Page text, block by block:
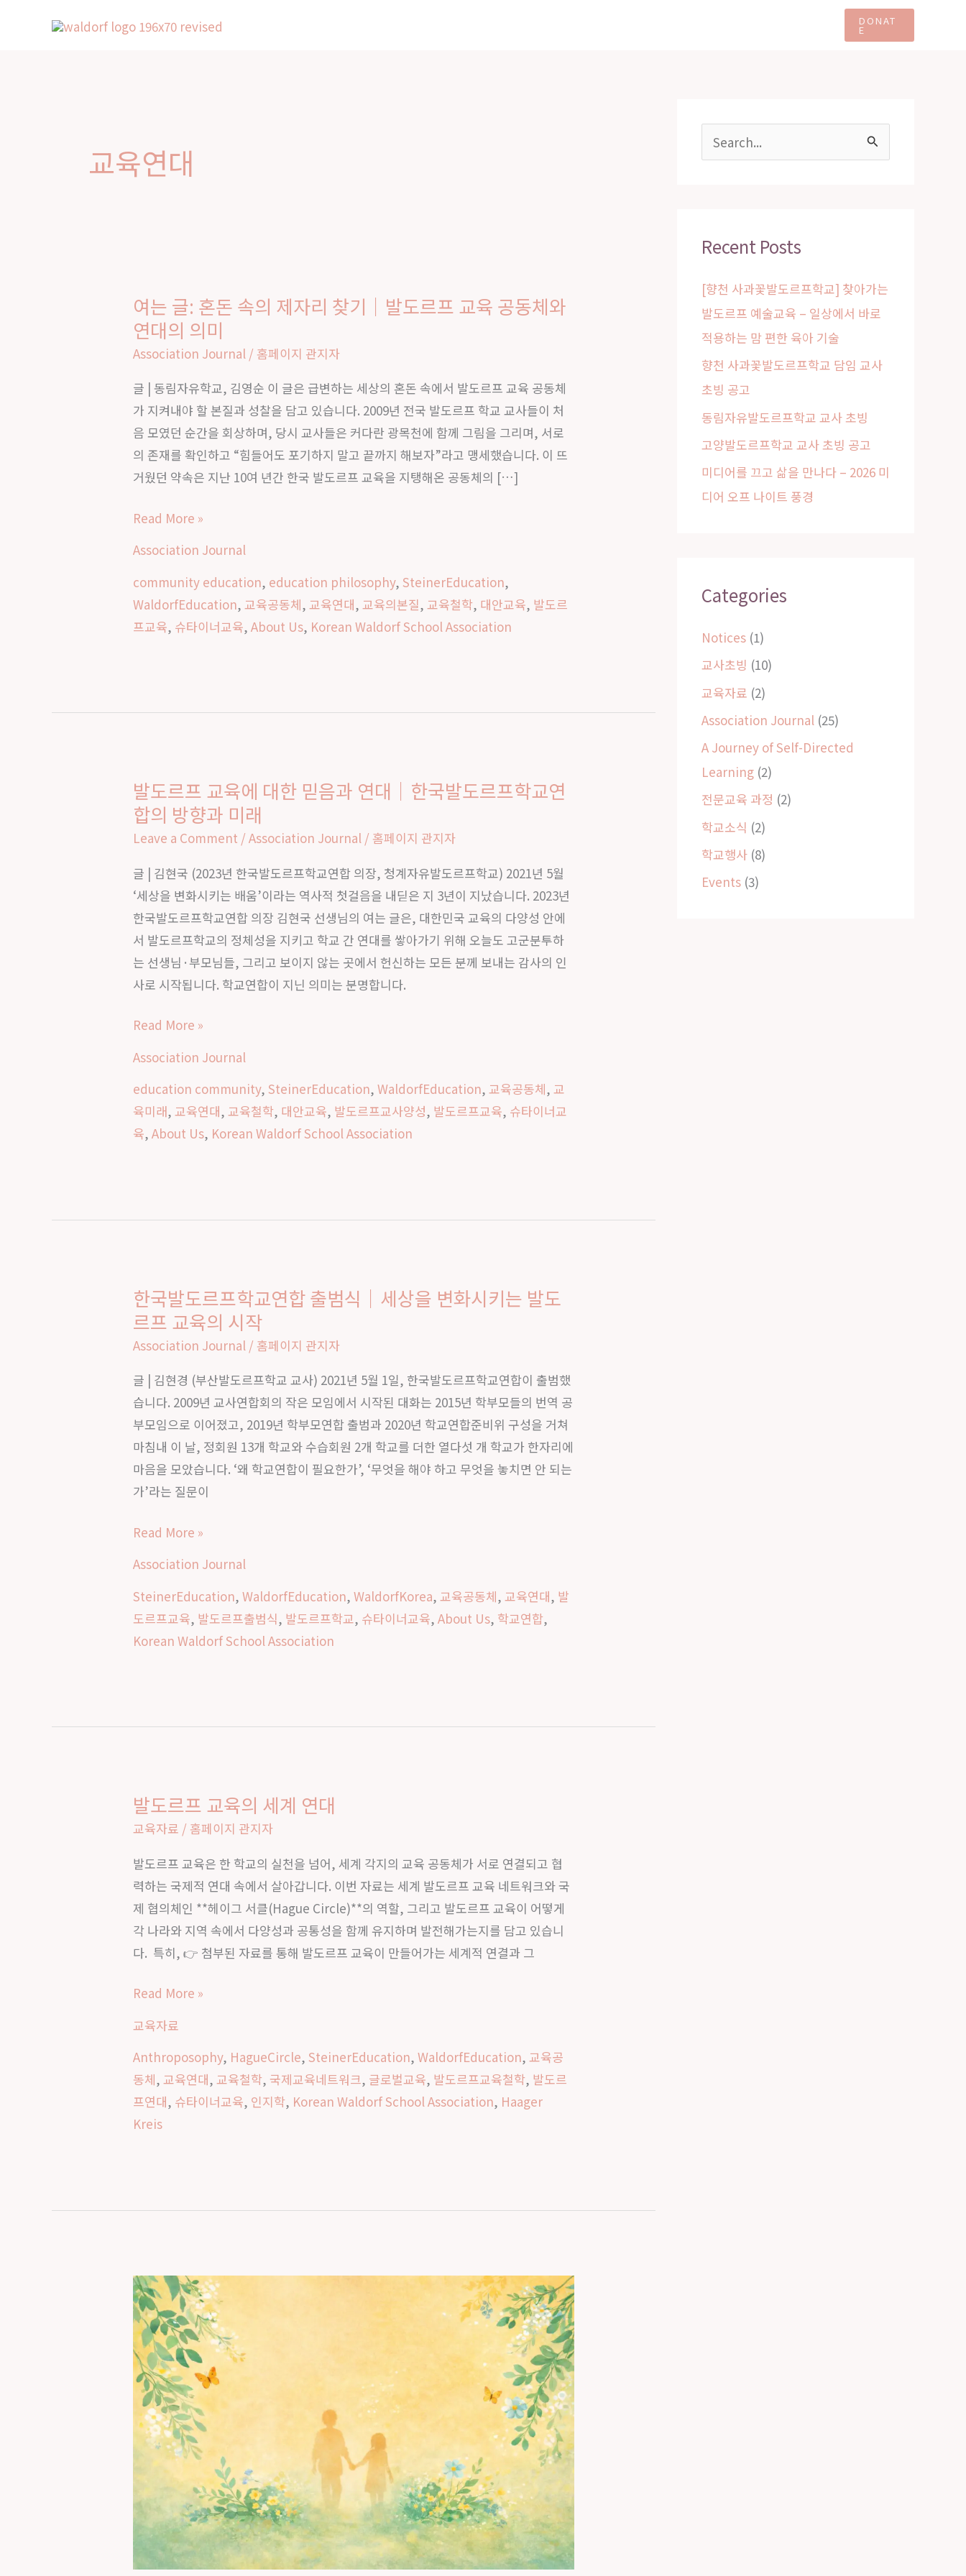
DONAT
E
교육연대
여는 글: 혼돈 속의 제자리 찾기｜발도르프 교육 공동체와
연대의 의미
Association Journal / 홈페이지 관지자
글 | 동림자유학교, 김영순 이 글은 급변하는 세상의 혼돈 속에서 발도르프 교육 공동체
가 지켜내야 할 본질과 성찰을 담고 있습니다. 2009년 전국 발도르프 학교 교사들이 처
음 모였던 순간을 회상하며, 당시 교사들은 커다란 광목천에 함께 그림을 그리며, 서로
의 존재를 확인하고 “힘들어도 포기하지 말고 끝까지 해보자”라고 맹세했습니다. 이 뜨
거웠던 약속은 지난 10여 년간 한국 발도르프 교육을 지탱해온 공동체의 […]
여
는
글:
돈
속
의
제
자
찾
기
와
연
대
의
미
Read More »
Association Journal
community education, education philosophy, SteinerEducation,
WaldorfEducation,교육공동체,교육연대,교육의본질,교육철학, 대안교육, 발도르
프교육, 슈타이너교육,About Us, Korean Waldorf School Association
발도르프 교육에 대한 믿음과 연대｜한국발도르프학교연
합의 방향과 미래
Leave a Comment /Association Journal / 홈페이지 관지자
글 | 김현국 (2023년 한국발도르프학교연합 의장, 청계자유발도르프학교) 2021년 5월
‘세상을 변화시키는 배움’이라는 역사적 첫걸음을 내딛은 지 3년이 지났습니다. 2023년
한국발도르프학교연합 의장 김현국 선생님의 여는 글은, 대한민국 교육의 다양성 안에
서 발도르프학교의 정체성을 지키고 학교 간 연대를 쌓아가기 위해 오늘도 고군분투하
는 선생님·부모님들, 그리고 보이지 않는 곳에서 헌신하는 모든 분께 보내는 감사의 인
사로 시작됩니다. 학교연합이 지닌 의미는 분명합니다.
발
도
르
교
육
에
대
한
믿
과
연
한
국
연
합
의
향
과
미
래
Read More »
Association Journal
education community, SteinerEducation,WaldorfEducation,교육공동체,교
육미래,교육연대,교육철학, 대안교육, 발도르프교사양성, 발도르프교육, 슈타이너교
육,About Us, Korean Waldorf School Association
한국발도르프학교연합 출범식｜세상을 변화시키는 발도
르프 교육의 시작
Association Journal / 홈페이지 관지자
글 | 김현경 (부산발도르프학교 교사) 2021년 5월 1일, 한국발도르프학교연합이 출범했
습니다. 2009년 교사연합회의 작은 모임에서 시작된 대화는 2015년 학부모들의 번역 공
부모임으로 이어졌고, 2019년 학부모연합 출범과 2020년 학교연합준비위 구성을 거쳐
마침내 이 날, 정회원 13개 학교와 수습회원 2개 학교를 더한 열다섯 개 학교가 한자리에
마음을 모았습니다. ‘왜 학교연합이 필요한가’, ‘무엇을 해야 하고 무엇을 놓치면 안 되는
가’라는 질문이
한
국
발
르
프
학
교
연
합
범
식
도
르
교
육
의
시
작
Read More »
Association Journal
SteinerEducation,WaldorfEducation,WaldorfKorea,교육공동체,교육연대, 발
도르프교육, 발도르프출범식, 발도르프학교, 슈타이너교육,About Us, 학교연합,
Korean Waldorf School Association
발도르프 교육의 세계 연대
교육자료 / 홈페이지 관지자
발도르프 교육은 한 학교의 실천을 넘어, 세계 각지의 교육 공동체가 서로 연결되고 협
력하는 국제적 연대 속에서 살아갑니다. 이번 자료는 세계 발도르프 교육 네트워크와 국
제 협의체인 **헤이그 서클(Hague Circle)**의 역할, 그리고 발도르프 교육이 어떻게
각 나라와 지역 속에서 다양성과 공통성을 함께 유지하며 발전해가는지를 담고 있습니
다. 특히, 👉 첨부된 자료를 통해 발도르프 교육이 만들어가는 세계적 연결과 그
발
도
프
교
육
의
세
연
대
Read More »
교육자료
Anthroposophy, HagueCircle, SteinerEducation,WaldorfEducation,교육공
동체,교육연대,교육철학, 국제교육네트워크, 글로벌교육, 발도르프교육철학, 발도르
프연대, 슈타이너교육, 인지학, Korean Waldorf School Association, Haager
Kreis
한
국
발
도
르
프
학
페
이
c
f
o
r
:
Recent Posts
[향천 사과꽃발도르프학교] 찾아가는
발도르프 예술교육 – 일상에서 바로
적용하는 맘 편한 육아 기술
향천 사과꽃발도르프학교 담임 교사
초빙 공고
동림자유발도르프학교 교사 초빙
고양발도르프학교 교사 초빙 공고
미디어를 끄고 삶을 만나다 – 2026 미
디어 오프 나이트 풍경
Categories
Notices (1)
교사초빙 (10)
교육자료 (2)
Association Journal (25)
A Journey of Self-Directed
Learning (2)
전문교육 과정 (2)
학교소식 (2)
학교행사 (8)
Events (3)